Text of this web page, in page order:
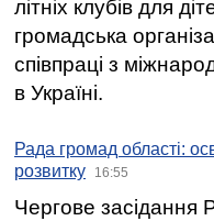
літніх клубів для
громадська
співпраці з
в Україні.
Рада громад області:
розвитку
16:55
Чергове засідання